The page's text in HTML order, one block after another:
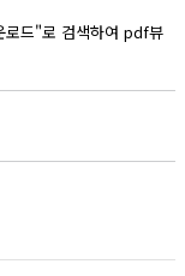
로드"로 검색하여 pdf뷰